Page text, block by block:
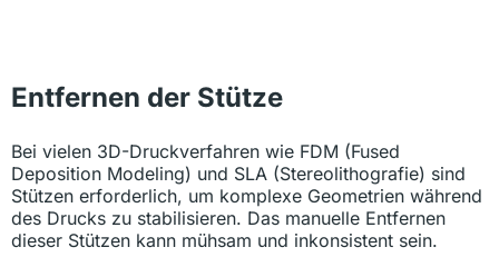
Entfernen der Stütze
Bei vielen 3D-Druckverfahren wie FDM (Fused
Deposition Modeling) und SLA (Stereolithografie) sind
Stützen erforderlich, um komplexe Geometrien während
des Drucks zu stabilisieren. Das manuelle Entfernen
dieser Stützen kann mühsam und inkonsistent sein.